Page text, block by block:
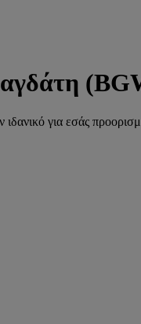
για εσάς